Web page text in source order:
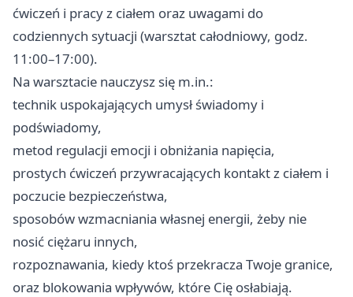
ćwiczeń i pracy z ciałem oraz uwagami do
codziennych sytuacji (warsztat całodniowy, godz.
11:00–17:00).
Na warsztacie nauczysz się m.in.:
technik uspokajających umysł świadomy i
podświadomy,
metod regulacji emocji i obniżania napięcia,
prostych ćwiczeń przywracających kontakt z ciałem i
poczucie bezpieczeństwa,
sposobów wzmacniania własnej energii, żeby nie
nosić ciężaru innych,
rozpoznawania, kiedy ktoś przekracza Twoje granice,
oraz blokowania wpływów, które Cię osłabiają.